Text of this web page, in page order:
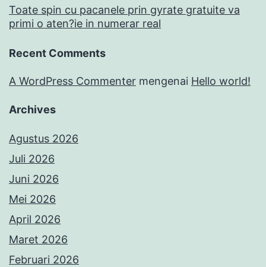
Toate spin cu pacanele prin gyrate gratuite va
primi o aten?ie in numerar real
Recent Comments
A WordPress Commenter mengenai Hello world!
Archives
Agustus 2026
Juli 2026
Juni 2026
Mei 2026
April 2026
Maret 2026
Februari 2026